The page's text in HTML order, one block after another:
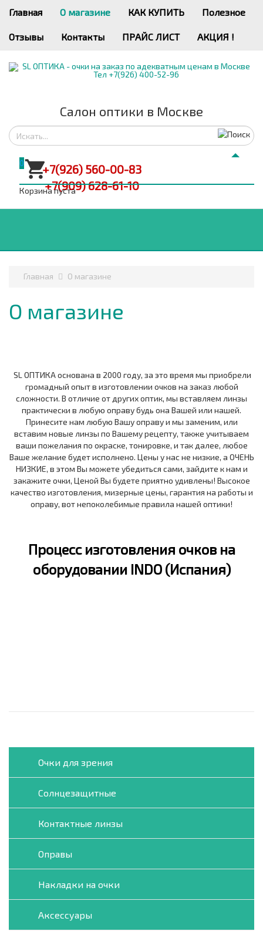
Главная О магазине КАК КУПИТЬ Полезное
Отзывы Контакты ПРАЙС ЛИСТ АКЦИЯ !
Салон оптики в Москве
+7(926) 560-00-83
+7(909) 628-61-10
0
Корзина пуста
Главная О магазине
О магазине
SL ОПТИКА основана в 2000 году, за это время мы приобрели
громадный опыт в изготовлении очков на заказ любой
сложности. В отличие от других оптик, мы вставляем линзы
практически в любую оправу будь она Вашей или нашей.
Принесите нам любую Вашу оправу и мы заменим, или
вставим новые линзы по Вашему рецепту, также учитываем
ваши пожелания по окраске, тонировке, и так далее, любое
Ваше желание будет исполнено. Цены у нас не низкие, а ОЧЕНЬ
НИЗКИЕ, в этом Вы можете убедиться сами, зайдите к нам и
закажите очки, Ценой Вы будете приятно удивлены! Высокое
качество изготовления, мизерные цены, гарантия на работы и
оправу, вот непоколебимые правила нашей оптики!
Процесс изготовления очков на
оборудовании INDO (Испания)
Очки для зрения
Солнцезащитные
Контактные линзы
Оправы
Накладки на очки
Аксессуары